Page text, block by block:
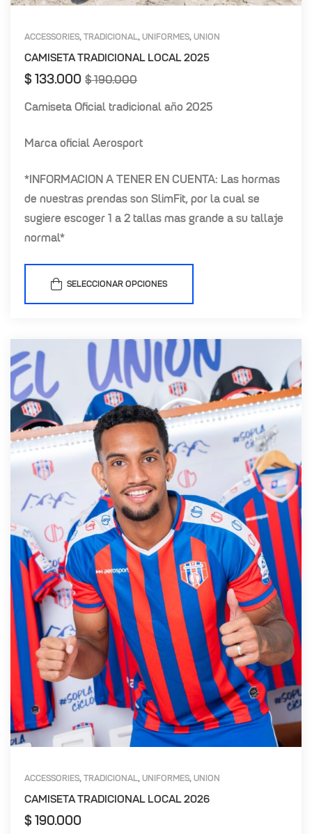
ACCESSORIES, TRADICIONAL, UNIFORMES, UNION
CAMISETA TRADICIONAL LOCAL 2025
$190.000
$ 133.000
Camiseta Oficial tradicional año 2025
Marca oficial Aerosport
*INFORMACION A TENER EN CUENTA: Las hormas
de nuestras prendas son SlimFit, por la cual se
sugiere escoger 1 a 2 tallas mas grande a su tallaje
normal*
SELECCIONAR OPCIONES
ACCESSORIES, TRADICIONAL, UNIFORMES, UNION
CAMISETA TRADICIONAL LOCAL 2026
$ 190.000